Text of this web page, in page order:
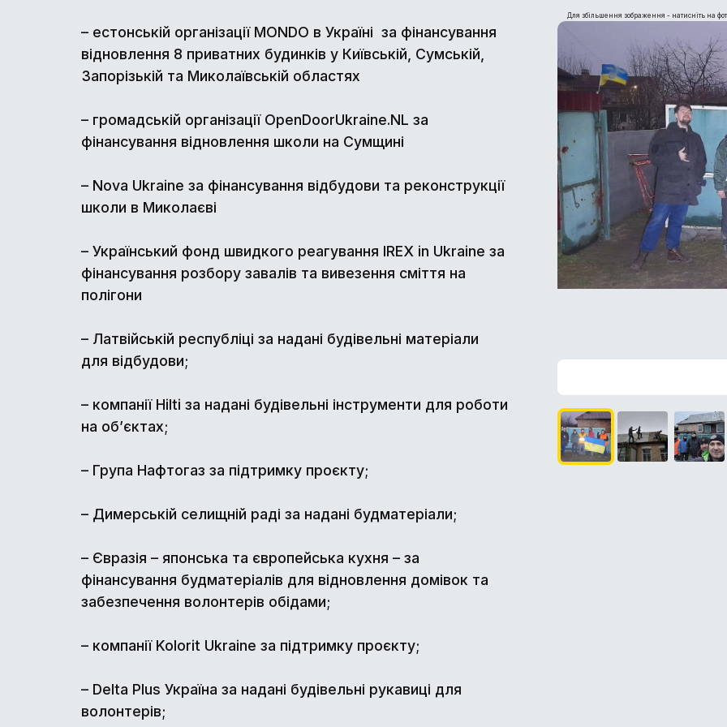
– естонській організації MONDO в Україні за фінансування
відновлення 8 приватних будинків у Київській, Сумській,
Запорізькій та Миколаївській областях
– громадській організації OpenDoorUkraine.NL за
фінансування відновлення школи на Сумщині
– Nova Ukraine за фінансування відбудови та реконструкції
школи в Миколаєві
– Український фонд швидкого реагування IREX in Ukraine за
фінансування розбору завалів та вивезення сміття на
полігони
– Латвійській республіці за надані будівельні матеріали
для відбудови;
– компанії Hilti за надані будівельні інструменти для роботи
на об’єктах;
– Група Нафтогаз за підтримку проєкту;
– Димерській селищній раді за надані будматеріали;
– Євразія – японська та європейська кухня – за
фінансування будматеріалів для відновлення домівок та
забезпечення волонтерів обідами;
– компанії Kolorit Ukraine за підтримку проєкту;
– Delta Plus Україна за надані будівельні рукавиці для
волонтерів;
Для збільшення зображення - натисніть на